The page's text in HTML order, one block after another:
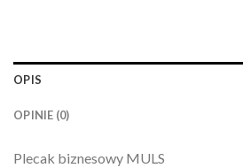
OPIS
OPINIE (0)
Plecak biznesowy MULS